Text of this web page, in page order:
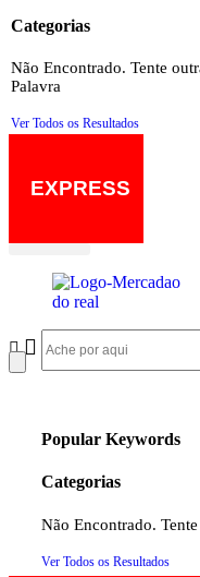
Categorias
Não Encontrado. Tente
Palavra
Ver Todos os Resultados
EXPRESS
Popular Keywords
Categorias
Não Encontrado.
Ver Todos os Resultados